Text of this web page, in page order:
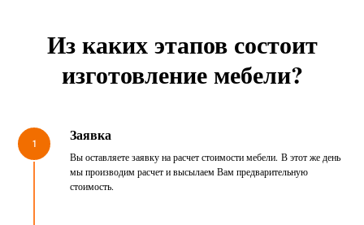
Из каких этапов состоит
изготовление мебели?
1 Заявка
Вы оставляете заявку на расчет стоимости мебели. В этот же день
мы производим расчет и высылаем Вам предварительную
стоимость.